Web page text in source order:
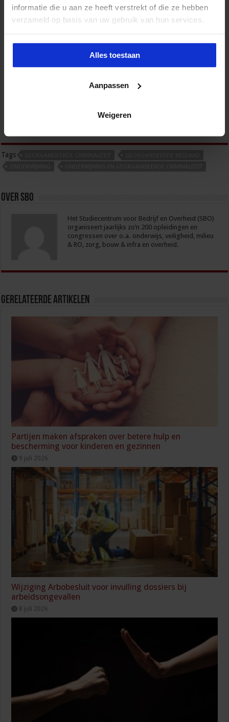
informatie die u aan ze heeft verstrekt of die ze hebben
verzameld op basis van uw gebruik van hun services.
Alles toestaan
Aanpassen
Weigeren
Gebouwbeheer en veiligheid
VEILIGHEID
Tags
Over sbo
Het Studiecentrum voor Bedrijf en Overheid (SBO)
organiseert jaarlijks zo’n 200 opleidingen en
congressen over o.a. onderwijs, veiligheid, milieu
& RO, zorg, bouw & infra en overheid.
Gerelateerde Artikelen
Partijen maken afspraken over betere hulp en
bescherming voor kinderen en gezinnen
9 juli 2026
Wijziging Arbobesluit voor invulling dossiers bij
arbeidsongevallen
8 juli 2026